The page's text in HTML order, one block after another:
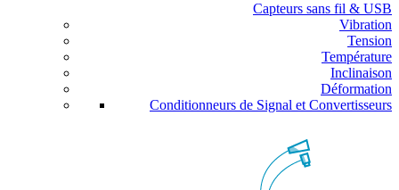
Capteurs sans fil & USB
Vibration
Tension
Température
Inclinaison
Déformation
Conditionneurs de Signal et Convertisseurs